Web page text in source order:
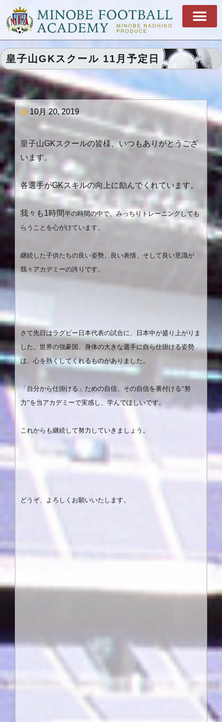
皇子山GKスクール 11月予定日
10月 20, 2019
皇子山GKスクールの皆様、いつもありがとうござ
います。
各選手がGKスキルの向上に励んでくれています。
我々も1時間半の時間の中で、みっちりトレーニングしても
らうことを心がけています。
継続した子供たちの良い姿勢、良い表情、そして良い意識が
我々アカデミーの誇りです。
さて先日はラグビー日本代表の試合に、日本中が盛り上がりま
した。世界の強豪国、身体の大きな選手に自ら仕掛ける姿勢
は、心を熱くしてくれるものがありました。
「自分から仕掛ける」ための自信、その自信を裏付ける”努
力”を当アカデミーで実感し、学んでほしいです。
これからも継続して努力していきましょう。
どうぞ、よろしくお願いいたします。